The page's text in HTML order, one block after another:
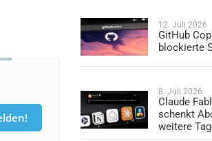
12. Juli 2026
GitHub
blockierte
8. Juli 2026
Claude
schenkt
weitere